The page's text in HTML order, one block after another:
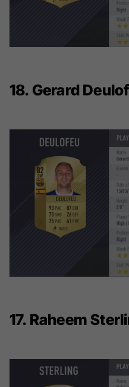
18. Gerard
17. Raheem